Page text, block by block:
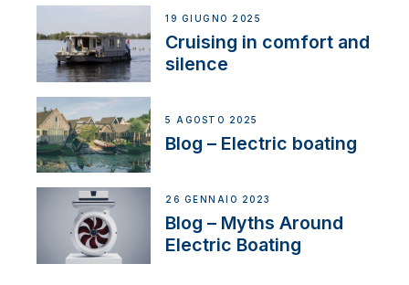
19 GIUGNO 2025
Cruising in comfort and
silence
5 AGOSTO 2025
Blog – Electric boating
26 GENNAIO 2023
Blog – Myths Around
Electric Boating